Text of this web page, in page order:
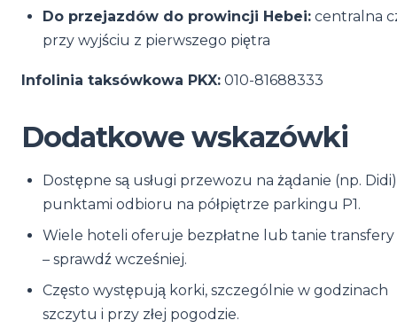
Do przejazdów do prowincji Hebei: centralna
przy wyjściu z pierwszego piętra
Infolinia taksówkowa PKX: 010-81688333
Dodatkowe wskazówki
Dostępne są usługi przewozu na żądanie (np.
punktami odbioru na półpiętrze parkingu P1.
Wiele hoteli oferuje bezpłatne lub tanie transfery
– sprawdź wcześniej.
Często występują korki, szczególnie w godzinach
szczytu i przy złej pogodzie.